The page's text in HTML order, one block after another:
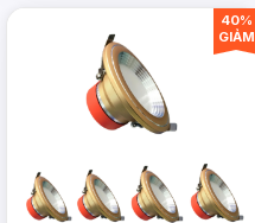
40%
GIẢM